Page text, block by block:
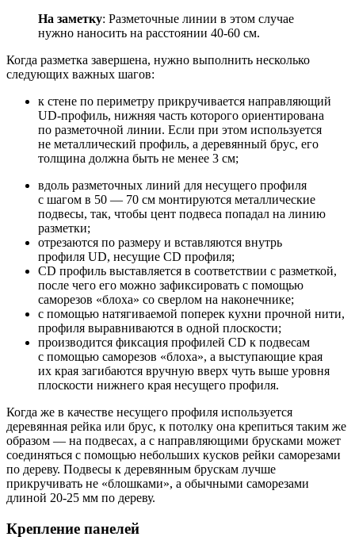
На заметку: Разметочные линии в этом случае
нужно наносить на расстоянии 40-60 см.
Когда разметка завершена, нужно выполнить несколько
следующих важных шагов:
к стене по периметру прикручивается направляющий
UD-профиль, нижняя часть которого ориентирована
по разметочной линии. Если при этом используется
не металлический профиль, а деревянный брус, его
толщина должна быть не менее 3 см;
вдоль разметочных линий для несущего профиля
с шагом в 50 — 70 см монтируются металлические
подвесы, так, чтобы цент подвеса попадал на линию
разметки;
отрезаются по размеру и вставляются внутрь
профиля UD, несущие CD профиля;
СD профиль выставляется в соответствии с разметкой,
после чего его можно зафиксировать с помощью
саморезов «блоха» со сверлом на наконечнике;
с помощью натягиваемой поперек кухни прочной нити,
профиля выравниваются в одной плоскости;
производится фиксация профилей CD к подвесам
с помощью саморезов «блоха», а выступающие края
их края загибаются вручную вверх чуть выше уровня
плоскости нижнего края несущего профиля.
Когда же в качестве несущего профиля используется
деревянная рейка или брус, к потолку она крепиться таким же
образом — на подвесах, а с направляющими брусками может
соединяться с помощью небольших кусков рейки саморезами
по дереву. Подвесы к деревянным брускам лучше
прикручивать не «блошками», а обычными саморезами
длиной 20-25 мм по дереву.
Крепление панелей